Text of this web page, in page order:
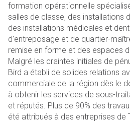
formation opérationnelle
salles de classe, des installations
des installations médicales et
d'entreposage et de quartier-
remise en forme et des espaces
Malgré les craintes initiales de
Bird a établi de solides relations
commerciale de la région dès le
à obtenir les services de sous-
et réputés. Plus de 90% des
été attribués à des entreprises de